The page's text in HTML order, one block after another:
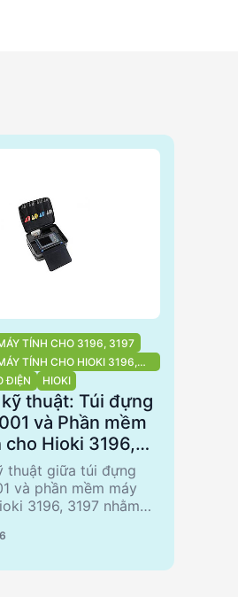
TÍNH CHO 3196, 3197
TÍNH CHO HIOKI 3196,
ĐIỆN HIOKI
thuật: Túi đựng
và Phần mềm
cho Hioki 3196,
thuật giữa túi đựng
và phần mềm máy
3196, 3197 nhằm
sản phẩm phù hợp.
phụ kiện lý tưởng